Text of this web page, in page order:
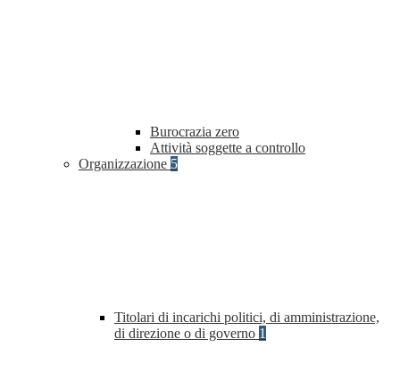
Burocrazia zero
Attività soggette a controllo
Organizzazione 5
Titolari di incarichi politici, di amministrazione,
di direzione o di governo 1